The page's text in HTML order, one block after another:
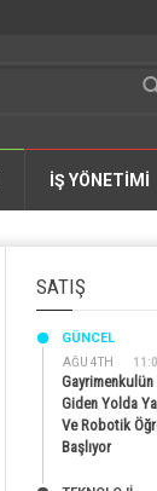
İŞ YÖNETİMİ
SATIŞ
AĞU 4TH
GÜNCEL
Gayrimenkulün
Giden Yolda
Ve Robotik
Başlıyor